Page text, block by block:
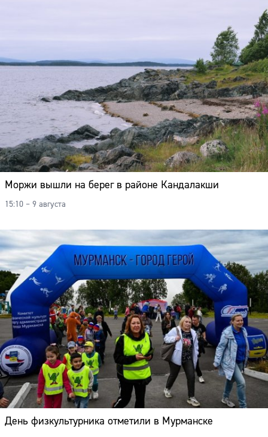
Моржи вышли на берег в районе Кандалакши
15:10 – 9 августа
День физкультурника отметили в Мурманске